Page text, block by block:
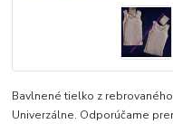
Bavlnené tielko z
Univerzálne. Odporúčame